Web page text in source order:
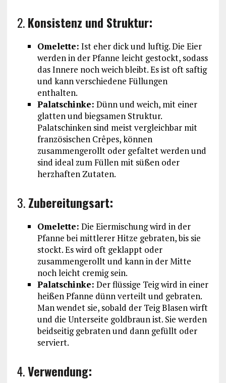
2.Konsistenz und Struktur:
Omelette: Ist eher dick und luftig. Die Eier
werden in der Pfanne leicht gestockt, sodass
das Innere noch weich bleibt. Es ist oft saftig
und kann verschiedene Füllungen
enthalten.
Palatschinke: Dünn und weich, mit einer
glatten und biegsamen Struktur.
Palatschinken sind meist vergleichbar mit
französischen Crêpes, können
zusammengerollt oder gefaltet werden und
sind ideal zum Füllen mit süßen oder
herzhaften Zutaten.
3.Zubereitungsart:
Omelette: Die Eiermischung wird in der
Pfanne bei mittlerer Hitze gebraten, bis sie
stockt. Es wird oft geklappt oder
zusammengerollt und kann in der Mitte
noch leicht cremig sein.
Palatschinke: Der flüssige Teig wird in einer
heißen Pfanne dünn verteilt und gebraten.
Man wendet sie, sobald der Teig Blasen wirft
und die Unterseite goldbraun ist. Sie werden
beidseitig gebraten und dann gefüllt oder
serviert.
4.Verwendung: